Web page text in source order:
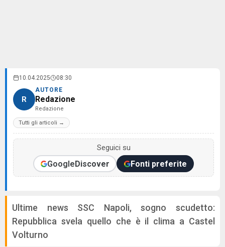
10.04.2025 08:30
R
AUTORE
Redazione
Redazione
Tutti gli articoli →
Seguici su
GoogleDiscover Fonti preferite
Ultime news SSC Napoli, sogno scudetto:
Repubblica svela quello che è il clima a Castel
Volturno